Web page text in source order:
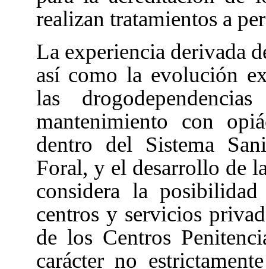
realizan tratamientos a
La experiencia derivada
así como la evolución
las
mantenimiento con
dentro del Sistema
Foral, y el desarrollo de
considera la
centros y servicios
de los Centros
carácter no